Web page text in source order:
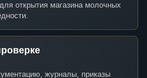
открытия магазина молочных
журналы, приказы